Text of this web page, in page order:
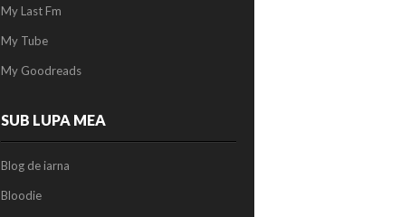
My Last Fm
My Tube
My Goodreads
SUB LUPA MEA
Blog de iarna
Bloodie